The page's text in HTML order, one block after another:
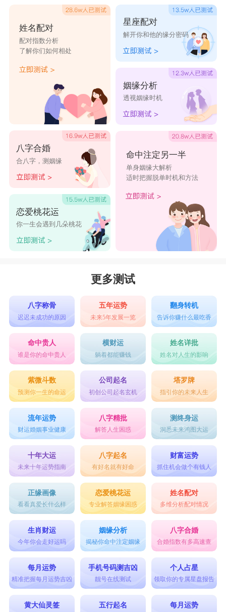
姓名配对
配对指数分析
了解你们如何相处
八字合婚
合八字，测姻缘
恋爱桃花运
你一生会遇到几朵桃花
星座配对
解开你和他的缘分密码
姻缘分析
透视姻缘时机
命中注定另一半
单身姻缘大解析
适时把握脱单时机和方法
更多测试
八字称骨
迟迟未成功的原因
五年运势
未来5年发展一览
翻身转机
告诉你赚什么最吃香
命中贵人
谁是你的命中贵人
横财运
躺着都能赚钱
姓名详批
姓名对人生的影响
紫微斗数
预测你一生的命运
公司起名
初创公司起名玄机
塔罗牌
指引你的未来人生
流年运势
财运婚姻事业健康
八字精批
解答人生困惑
测终身运
洞悉未来鸿图大运
十年大运
未来十年运势指南
八字起名
有好名就有好命
财富运势
抓住机会做个有钱人
正缘画像
看看真爱长什么样
恋爱桃花运
专业解答姻缘困惑
姓名配对
多维分析配对情况
生肖财运
今年你会走好运吗
姻缘分析
揭秘你命中注定姻缘
八字合婚
合婚指数有多高速查
每月运势
精准把握每月运势吉凶
手机号码测吉凶
靓号在线测试
个人占星
领取你的专属星盘报告
黄大仙灵签 五行起名 每月运势